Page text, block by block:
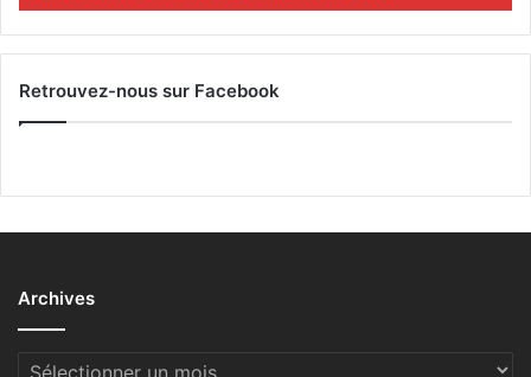
Retrouvez-nous sur Facebook
Archives
Archives